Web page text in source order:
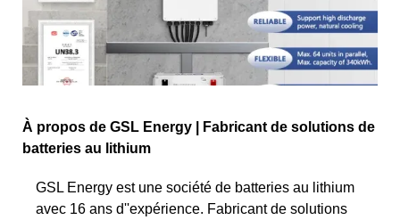
À propos de GSL Energy | Fabricant de solutions de
batteries au lithium
GSL Energy est une société de batteries au lithium
avec 16 ans d''expérience. Fabricant de solutions